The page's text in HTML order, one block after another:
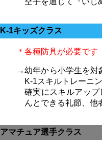
K-1キッズクラス
＊各種防具が必要です
→幼年から小学生を対
K-1スキルトレーニ
確実にスキルアッ
んとできる礼節、他
アマチュア選手クラス